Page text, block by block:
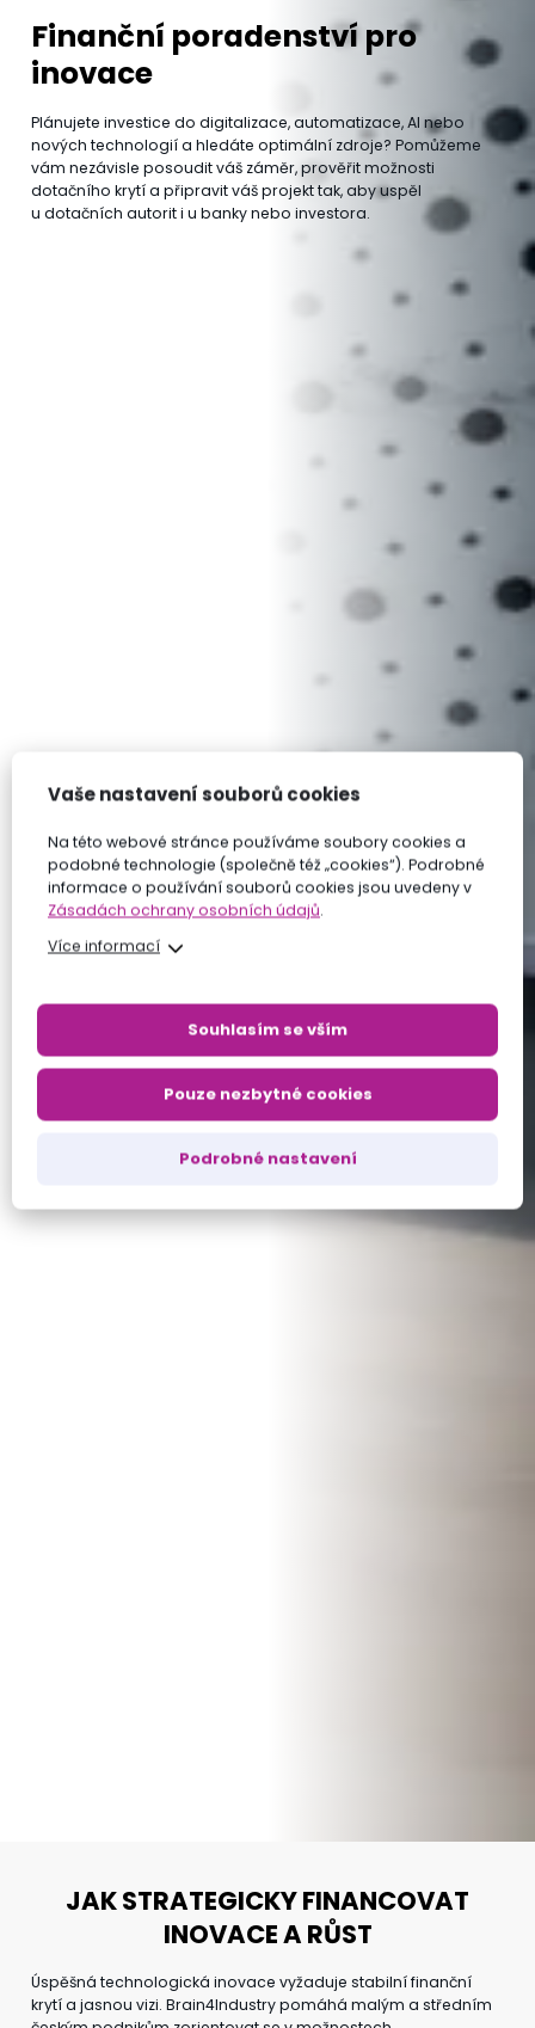
Finanční poradenství pro
inovace
Plánujete investice do digitalizace, automatizace, AI nebo
nových technologií a hledáte optimální zdroje? Pomůžeme
vám nezávisle posoudit váš záměr, prověřit možnosti
dotačního krytí a připravit váš projekt tak, aby uspěl
u dotačních autorit i u banky nebo investora.
JAK STRATEGICKY FINANCOVAT
INOVACE A RŮST
Úspěšná technologická inovace vyžaduje stabilní finanční
krytí a jasnou vizi. Brain4Industry pomáhá malým a středním
Vaše nastavení souborů cookies
Na této webové stránce používáme soubory cookies a
podobné technologie (společně též „cookies“). Podrobné
informace o používání souborů cookies jsou uvedeny v
Zásadách ochrany osobních údajů.
Více informací
Souhlasím se vším
Pouze nezbytné cookies
Podrobné nastavení